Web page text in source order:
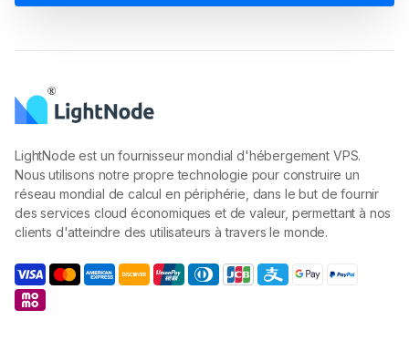
LightNode est un fournisseur mondial d'hébergement VPS.
Nous utilisons notre propre technologie pour construire un
réseau mondial de calcul en périphérie, dans le but de fournir
des services cloud économiques et de valeur, permettant à nos
clients d'atteindre des utilisateurs à travers le monde.